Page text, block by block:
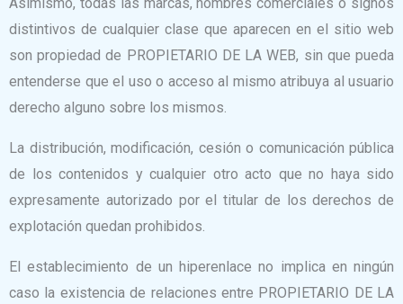
distintivos de cualquier clase que aparecen en el sitio web
son propiedad de PROPIETARIO DE LA WEB, sin que pueda
entenderse que el uso o acceso al mismo atribuya al usuario
derecho alguno sobre los mismos.
La distribución, modificación, cesión o comunicación pública
de los contenidos y cualquier otro acto que no haya sido
expresamente autorizado por el titular de los derechos de
explotación quedan prohibidos.
El establecimiento de un hiperenlace no implica en ningún
caso la existencia de relaciones entre PROPIETARIO DE LA